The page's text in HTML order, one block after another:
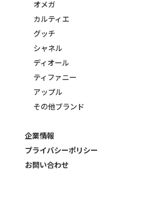
オメガ
カルティエ
グッチ
シャネル
ディオール
ティファニー
アップル
その他ブランド
企業情報
プライバシーポリシー
お問い合わせ